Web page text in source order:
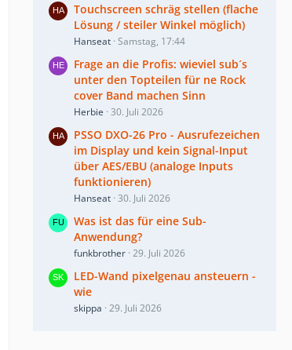
Touchscreen schräg stellen (flache
Lösung / steiler Winkel möglich)
Hanseat Samstag, 17:44
Frage an die Profis: wieviel sub´s
unter den Topteilen für ne Rock
cover Band machen Sinn
Herbie 30. Juli 2026
PSSO DXO-26 Pro - Ausrufezeichen
im Display und kein Signal-Input
über AES/EBU (analoge Inputs
funktionieren)
Hanseat 30. Juli 2026
Was ist das für eine Sub-
Anwendung?
funkbrother 29. Juli 2026
LED-Wand pixelgenau ansteuern -
wie
skippa 29. Juli 2026